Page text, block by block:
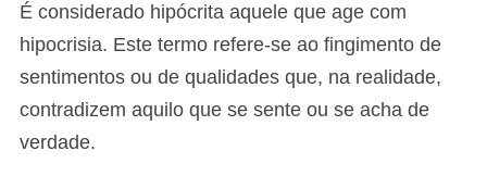
É considerado hipócrita aquele que age com
hipocrisia. Este termo refere-se ao fingimento de
sentimentos ou de qualidades que, na realidade,
contradizem aquilo que se sente ou se acha de
verdade.